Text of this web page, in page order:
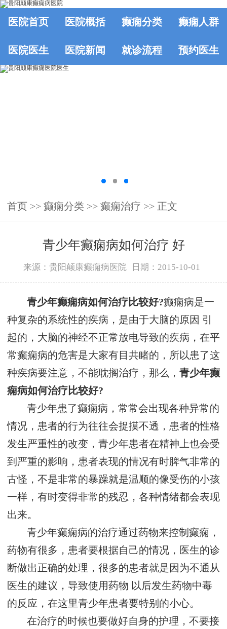
医院首页 医院概括 癫痫分类 癫痫人群
医院医生 医院新闻 就诊流程 预约医生
首页 >> 癫痫分类 >> 癫痫治疗 >> 正文
青少年癫痫病如何治疗 好
来源：贵阳颠康癫痫病医院 日期：2015-10-01
青少年癫痫病如何治疗比较好?癫痫病是一
种复杂的系统性的疾病，是由于大脑的原因 引
起的，大脑的神经不正常放电导致的疾病，在平
常癫痫病的危害是大家有目共睹的，所以患了这
种疾病要注意，不能耽搁治疗，那么， 青少年癫
痫病如何治疗比较好?
青少年患了癫痫病，常常会出现各种异常的
情况，患者的行为往往会捉摸不透，患者的性格
发生严重性的改变，青少年患者在精神上也会受
到严重的影响，患者表现的情况有时脾气非常的
古怪，不是非常的暴躁就是温顺的像受伤的小孩
一样，有时变得非常的残忍，各种情绪都会表现
出来。
青少年癫痫病的治疗通过药物来控制癫痫，
药物有很多，患者要根据自己的情况，医生的诊
断做出正确的处理，很多的患者就是因为不通从
医生的建议，导致使用药物 以后发生药物中毒
的反应，在这里青少年患者要特别的小心。
在治疗的时候也要做好自身的护理，不要接